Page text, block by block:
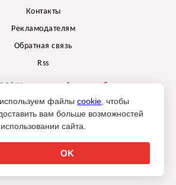
Контакты
Рекламодателям
Обратная связь
Rss
Независимый проектбрендингового
агентства Depot
Sostav.ru допустимо только при
указании источника.
файлы cookie , чтобы
вам больше возможностей
сайта.
OK